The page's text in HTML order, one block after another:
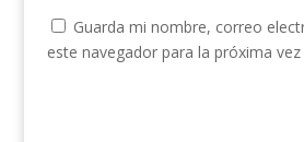
Guarda mi nombre, correo
este navegador para la próxima